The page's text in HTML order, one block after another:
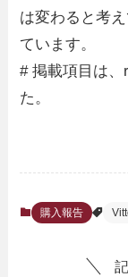
は変わると考
ています。
# 掲載項目は
た。
購入報告